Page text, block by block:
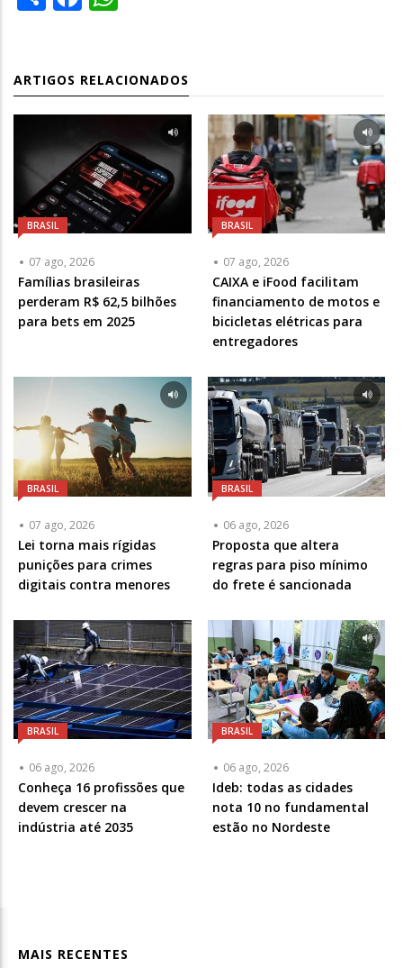
ARTIGOS RELACIONADOS
BRASIL
07 ago, 2026
Famílias brasileiras
perderam R$ 62,5 bilhões
para bets em 2025
BRASIL
07 ago, 2026
CAIXA e iFood facilitam
financiamento de motos e
bicicletas elétricas para
entregadores
BRASIL
07 ago, 2026
Lei torna mais rígidas
punições para crimes
digitais contra menores
BRASIL
06 ago, 2026
Proposta que altera
regras para piso mínimo
do frete é sancionada
BRASIL
06 ago, 2026
Conheça 16 profissões que
devem crescer na
indústria até 2035
BRASIL
06 ago, 2026
Ideb: todas as cidades
nota 10 no fundamental
estão no Nordeste
MAIS RECENTES